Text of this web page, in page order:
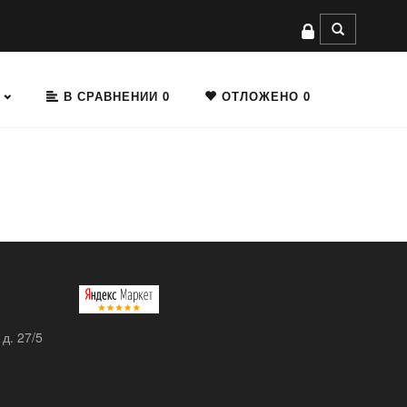
В СРАВНЕНИИ 0 ОТЛОЖЕНО 0
27/5